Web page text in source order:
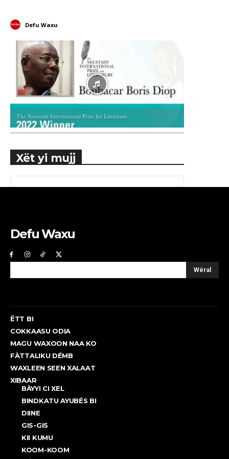
Defu Waxu
Xët yi mujj
Defu Waxu
Wëral
ËTT BI
COKKAASU ODIA
MAGU WAXOON NAA KO
FÀTTALIKU DÉMB
WAXLEEN SEEN XALAAT
XIBAAR
BÀYYI CI XEL
BINDKATU AYUBÉS BI
DIINE
GIS-GIS
KII KUMU
KOOM-KOOM